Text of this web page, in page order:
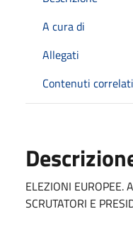
A cura di
Allegati
Contenuti correlati
ELEZIONI EUROPEE.
SCRUTATORI E